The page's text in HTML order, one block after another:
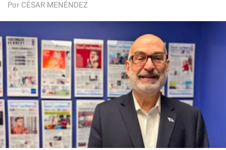
Por CÉSAR MENÉNDEZ